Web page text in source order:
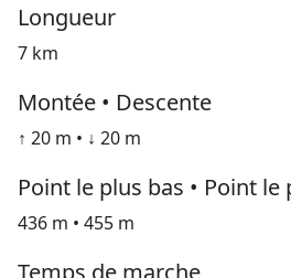
Longueur
7 km
Montée • Descente
↑ 20 m • ↓ 20 m
Point le plus bas • Point le
436 m • 455 m